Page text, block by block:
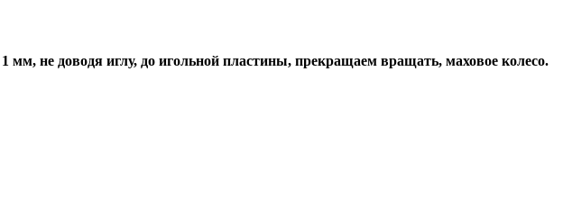
не доводя иглу, до игольной пластины, прекращаем вращать, маховое колесо.